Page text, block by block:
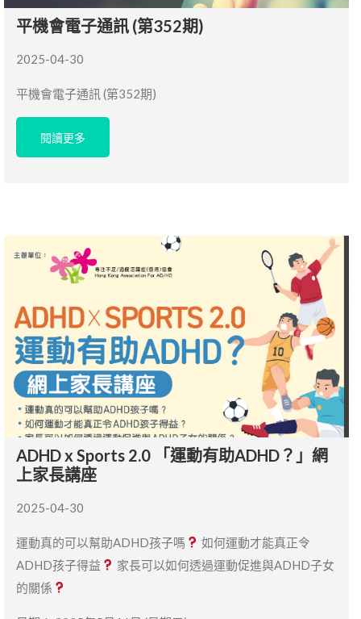
平機會電子通訊 (第352期)
2025-04-30
平機會電子通訊 (第352期)
閱讀更多
ADHD x Sports 2.0 「運動有助ADHD？」網
上家長講座
2025-04-30
運動真的可以幫助ADHD孩子嗎
如何運動才能真正令
ADHD孩子得益
家長可以如何透過運動促進與ADHD子女
的關係